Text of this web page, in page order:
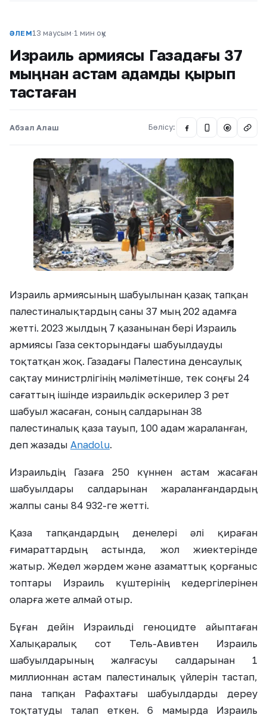
ӘЛЕМ13 маусым·1 мин оқу
Израиль армиясы Газадағы 37
мыңнан астам адамды қырып
тастаған
Абзал Алаш Бөлісу: @
Израиль армиясының шабуылынан қазақ тапқан
палестиналықтардың саны 37 мың 202 адамға
жетті. 2023 жылдың 7 қазанынан бері Израиль
армиясы Газа секторындағы шабуылдауды
тоқтатқан жоқ. Газадағы Палестина денсаулық
сақтау министрлігінің мәліметінше, тек соңғы 24
сағаттың ішінде израильдік әскерилер 3 рет
шабуыл жасаған, соның салдарынан 38
палестиналық қаза тауып, 100 адам жараланған,
деп жазады Anadolu.
Израильдің Газаға 250 күннен астам жасаған
шабуылдары салдарынан жараланғандардың
жалпы саны 84 932-ге жетті.
Қаза тапқандардың денелері әлі қираған
ғимараттардың астында, жол жиектерінде
жатыр. Жедел жәрдем және азаматтық қорғаныс
топтары Израиль күштерінің кедергілерінен
оларға жете алмай отыр.
Бұған дейін Израильді геноцидте айыптаған
Халықаралық сот Тель-Авивтен Израиль
шабуылдарының жалғасуы салдарынан 1
миллионнан астам палестиналық үйлерін тастап,
пана тапқан Рафахтағы шабуылдарды дереу
тоқтатуды талап еткен. 6 мамырда Израиль